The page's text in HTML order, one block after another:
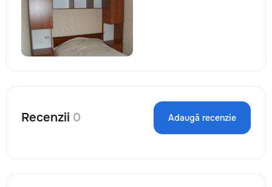
Recenzii 0 Adaugă recenzie